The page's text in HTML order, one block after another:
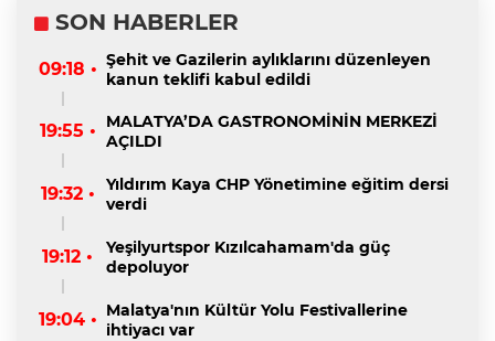
SON HABERLER
09:18 • Şehit ve Gazilerin aylıklarını düzenleyen
kanun teklifi kabul edildi
19:55 •
MALATYA’DA GASTRONOMİNİN MERKEZİ
AÇILDI
19:32 •
Yıldırım Kaya CHP Yönetimine eğitim dersi
verdi
19:12 •
Yeşilyurtspor Kızılcahamam'da güç
depoluyor
19:04 • Malatya'nın Kültür Yolu Festivallerine
ihtiyacı var